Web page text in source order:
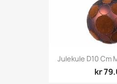
Julekule D10 Cm
kr